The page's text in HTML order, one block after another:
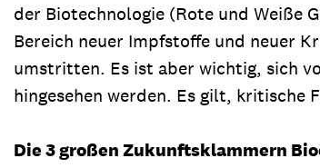
der Biotechnologie (Rote und Weiße
Bereich neuer Impfstoffe und neuer
umstritten. Es ist aber wichtig, sich
hingesehen werden. Es gilt, kritische
Die 3 großen Zukunftsklammern